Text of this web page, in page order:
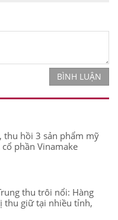
BÌNH LUẬN
hồi 3 sản phẩm mỹ
phần Vinamake
thu trôi nổi: Hàng
thu giữ tại nhiều tỉnh,